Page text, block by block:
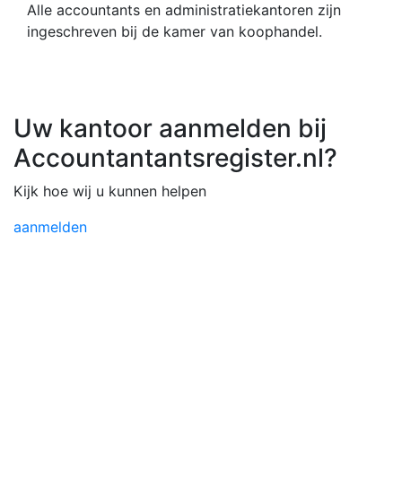
Alle accountants en administratiekantoren zijn
ingeschreven bij de kamer van koophandel.
Uw kantoor aanmelden bij
Accountantantsregister.nl?
Kijk hoe wij u kunnen helpen
aanmelden